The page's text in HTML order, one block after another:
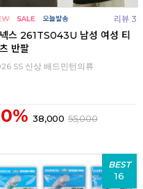
리뷰 3
스 261TS043U 남성 여성 티
반팔
SS 신상 배드민턴의류
38,000 55,000
BEST
16